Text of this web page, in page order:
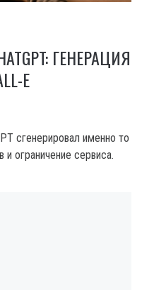
ГЕНЕРАЦИЯ
E
сгенерировал именно то
ограничение сервиса.